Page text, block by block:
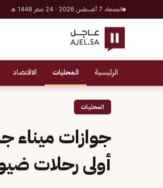
الجمعة، 7 أغسطس 2026 · 24 صفر 1448 هـ
الرئيسية المحليات الاقتصاد
المحليات
جوازات ميناء
أولى رحلات